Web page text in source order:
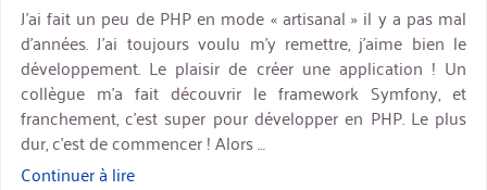
J’ai fait un peu de PHP en mode « artisanal » il y a pas mal
d’années. J’ai toujours voulu m’y remettre, j’aime bien le
développement. Le plaisir de créer une application ! Un
collègue m’a fait découvrir le framework Symfony, et
franchement, c’est super pour développer en PHP. Le plus
dur, c’est de commencer ! Alors …
Continuer à lire« Commencer